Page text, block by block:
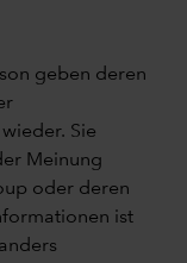
geben deren
Sie
Meinung
oder deren
ist